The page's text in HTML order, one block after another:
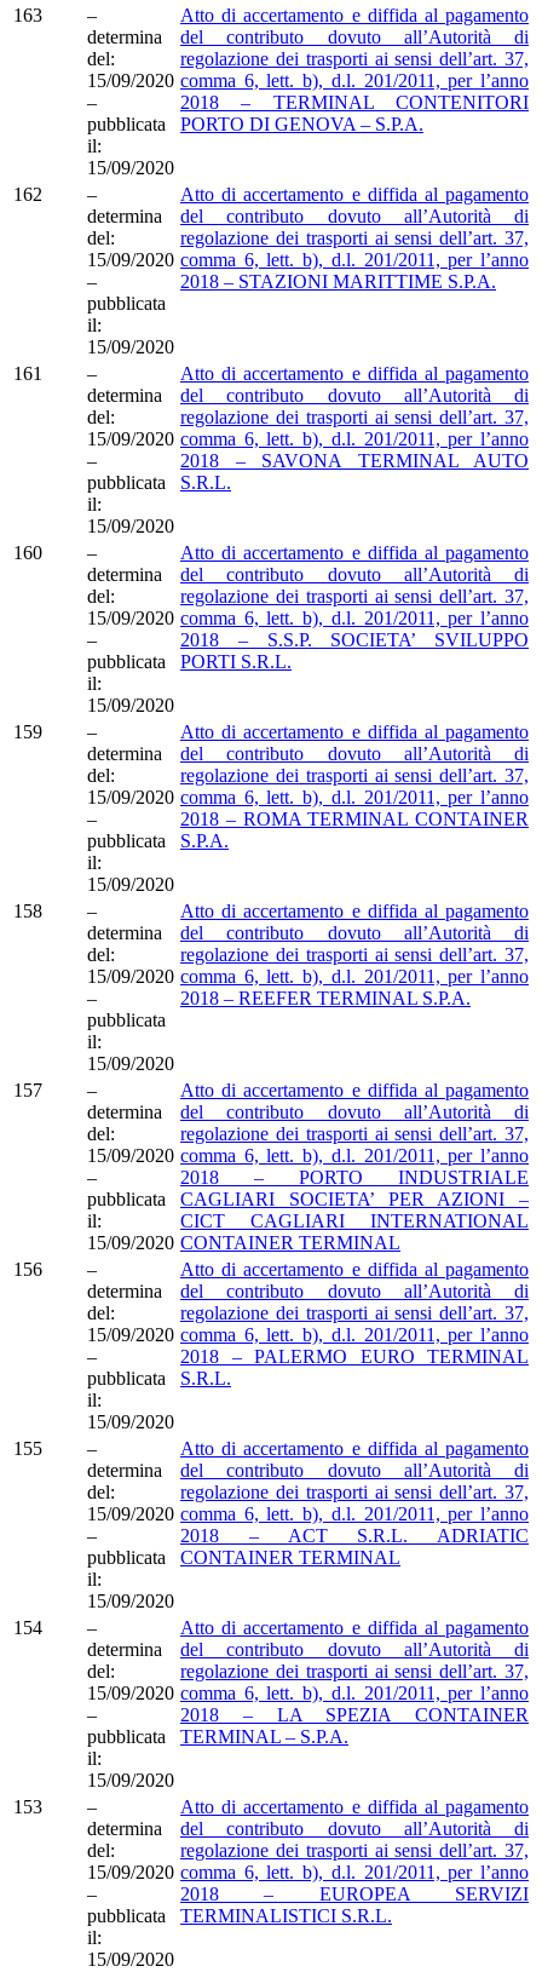
163
–
determina
del:
15/09/2020
–
pubblicata
il:
15/09/2020
Atto di accertamento e diffida al pagamento
del contributo dovuto all’Autorità di
regolazione dei trasporti ai sensi dell’art. 37,
comma 6, lett. b), d.l. 201/2011, per l’anno
2018 – TERMINAL CONTENITORI
PORTO DI GENOVA – S.P.A.
162
–
determina
del:
15/09/2020
–
pubblicata
il:
15/09/2020
Atto di accertamento e diffida al pagamento
del contributo dovuto all’Autorità di
regolazione dei trasporti ai sensi dell’art. 37,
comma 6, lett. b), d.l. 201/2011, per l’anno
2018 – STAZIONI MARITTIME S.P.A.
161
–
determina
del:
15/09/2020
–
pubblicata
il:
15/09/2020
Atto di accertamento e diffida al pagamento
del contributo dovuto all’Autorità di
regolazione dei trasporti ai sensi dell’art. 37,
comma 6, lett. b), d.l. 201/2011, per l’anno
2018 – SAVONA TERMINAL AUTO
S.R.L.
160
–
determina
del:
15/09/2020
–
pubblicata
il:
15/09/2020
Atto di accertamento e diffida al pagamento
del contributo dovuto all’Autorità di
regolazione dei trasporti ai sensi dell’art. 37,
comma 6, lett. b), d.l. 201/2011, per l’anno
2018 – S.S.P. SOCIETA’ SVILUPPO
PORTI S.R.L.
159
–
determina
del:
15/09/2020
–
pubblicata
il:
15/09/2020
Atto di accertamento e diffida al pagamento
del contributo dovuto all’Autorità di
regolazione dei trasporti ai sensi dell’art. 37,
comma 6, lett. b), d.l. 201/2011, per l’anno
2018 – ROMA TERMINAL CONTAINER
S.P.A.
158
–
determina
del:
15/09/2020
–
pubblicata
il:
15/09/2020
Atto di accertamento e diffida al pagamento
del contributo dovuto all’Autorità di
regolazione dei trasporti ai sensi dell’art. 37,
comma 6, lett. b), d.l. 201/2011, per l’anno
2018 – REEFER TERMINAL S.P.A.
157
–
determina
del:
15/09/2020
–
pubblicata
il:
15/09/2020
Atto di accertamento e diffida al pagamento
del contributo dovuto all’Autorità di
regolazione dei trasporti ai sensi dell’art. 37,
comma 6, lett. b), d.l. 201/2011, per l’anno
2018 – PORTO INDUSTRIALE
CAGLIARI SOCIETA’ PER AZIONI –
CICT CAGLIARI INTERNATIONAL
CONTAINER TERMINAL
156
–
determina
del:
15/09/2020
–
pubblicata
il:
15/09/2020
Atto di accertamento e diffida al pagamento
del contributo dovuto all’Autorità di
regolazione dei trasporti ai sensi dell’art. 37,
comma 6, lett. b), d.l. 201/2011, per l’anno
2018 – PALERMO EURO TERMINAL
S.R.L.
155
–
determina
del:
15/09/2020
–
pubblicata
il:
15/09/2020
Atto di accertamento e diffida al pagamento
del contributo dovuto all’Autorità di
regolazione dei trasporti ai sensi dell’art. 37,
comma 6, lett. b), d.l. 201/2011, per l’anno
2018 – ACT S.R.L. ADRIATIC
CONTAINER TERMINAL
154
–
determina
del:
15/09/2020
–
pubblicata
il:
15/09/2020
Atto di accertamento e diffida al pagamento
del contributo dovuto all’Autorità di
regolazione dei trasporti ai sensi dell’art. 37,
comma 6, lett. b), d.l. 201/2011, per l’anno
2018 – LA SPEZIA CONTAINER
TERMINAL – S.P.A.
153
–
determina
del:
15/09/2020
–
pubblicata
il:
15/09/2020
Atto di accertamento e diffida al pagamento
del contributo dovuto all’Autorità di
regolazione dei trasporti ai sensi dell’art. 37,
comma 6, lett. b), d.l. 201/2011, per l’anno
2018 – EUROPEA SERVIZI
TERMINALISTICI S.R.L.